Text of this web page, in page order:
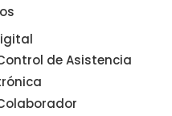
de Asistencia